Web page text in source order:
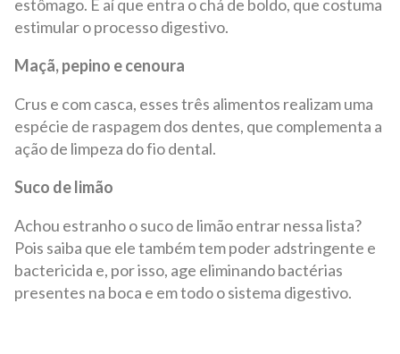
estômago. É aí que entra o chá de boldo, que costuma
estimular o processo digestivo.
Maçã, pepino e cenoura
Crus e com casca, esses três alimentos realizam uma
espécie de raspagem dos dentes, que complementa a
ação de limpeza do fio dental.
Suco de limão
Achou estranho o suco de limão entrar nessa lista?
Pois saiba que ele também tem poder adstringente e
bactericida e, por isso, age eliminando bactérias
presentes na boca e em todo o sistema digestivo.